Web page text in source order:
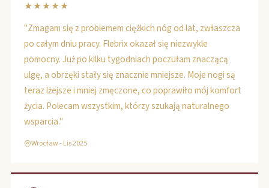
★★★★★
"Zmagam się z problemem ciężkich nóg od lat, zwłaszcza
po całym dniu pracy. Flebrix okazał się niezwykle
pomocny. Już po kilku tygodniach poczułam znaczącą
ulgę, a obrzęki stały się znacznie mniejsze. Moje nogi są
teraz lżejsze i mniej zmęczone, co poprawiło mój komfort
życia. Polecam wszystkim, którzy szukają naturalnego
wsparcia."
Wrocław - Lis 2025